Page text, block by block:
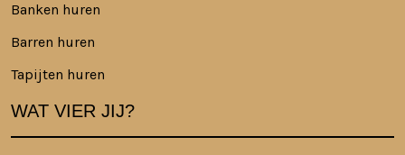
Banken huren
Barren huren
Tapijten huren
WAT VIER JIJ?